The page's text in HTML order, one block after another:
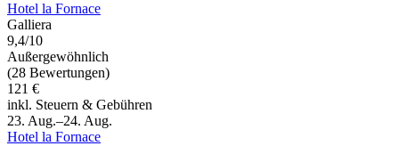
Hotel la Fornace
Galliera
9,4/10
Außergewöhnlich
(28 Bewertungen)
121 €
inkl. Steuern & Gebühren
23. Aug.–24. Aug.
Hotel la Fornace